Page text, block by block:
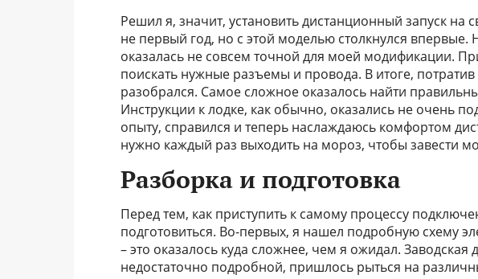
Решил я, значит, установить дистанционный запуск на
не первый год, но с этой моделью столкнулся впервые.
оказалась не совсем точной для моей модификации.
поискать нужные разъемы и провода. В итоге, потратив
разобрался. Самое сложное оказалось найти
Инструкции к лодке, как обычно, оказались не очень
опыту, справился и теперь наслаждаюсь комфортом
нужно каждый раз выходить на мороз, чтобы завести
Разборка и подготовка
Перед тем, как приступить к самому процессу
подготовиться. Во-первых, я нашел подробную схему
– это оказалось куда сложнее, чем я ожидал. Заводская
недостаточно подробной, пришлось рыться на